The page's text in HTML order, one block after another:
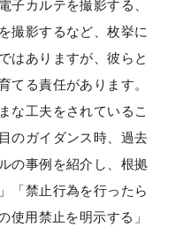
子カルテを撮影する、
撮影するなど、枚挙に
はありますが、彼らと
てる責任があります。
な工夫をされているこ
のガイダンス時、過去
の事例を紹介し、根拠
「禁止行為を行ったら
使用禁止を明示する」